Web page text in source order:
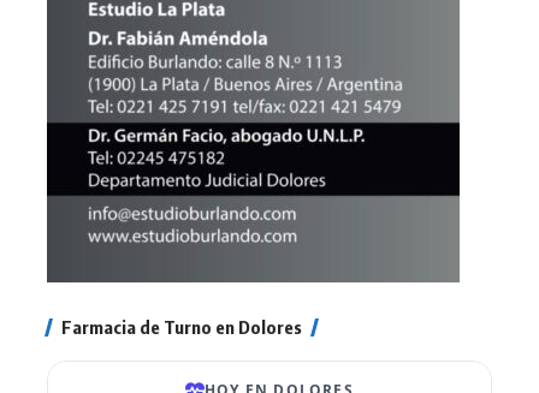
Farmacia de Turno en Dolores